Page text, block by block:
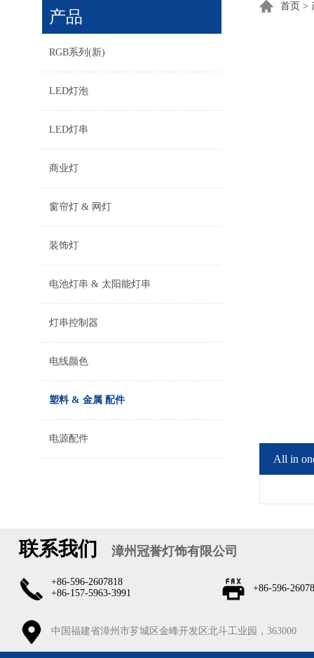
产品
RGB系列(新)
LED灯泡
LED灯串
商业灯
窗帘灯 & 网灯
装饰灯
电池灯串 & 太阳能灯串
灯串控制器
电线颜色
塑料 & 金属 配件
电源配件
首页 >
All in
联系我们 漳州冠誉灯饰有限公司
+86-596-2607818
+86-157-5963-3991
+86-596-
中国福建省漳州市芗城区金峰开发区北斗工业园，363000